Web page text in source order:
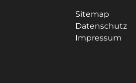
Sitemap
Datenschutz
Impressum